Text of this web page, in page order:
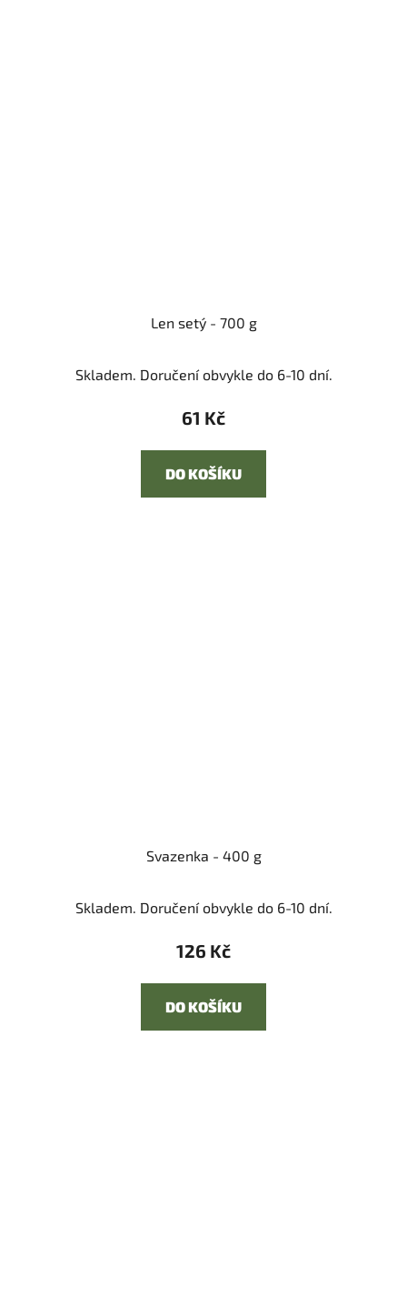
Len setý - 700 g
Skladem. Doručení obvykle do 6-10 dní.
61 Kč
DO KOŠÍKU
Svazenka - 400 g
Skladem. Doručení obvykle do 6-10 dní.
126 Kč
DO KOŠÍKU